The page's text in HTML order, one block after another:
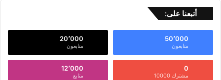
أتبعنا على:
50٬000
متابعون
20٬000
متابعون
0
مشترك 10000
12٬000
متابع